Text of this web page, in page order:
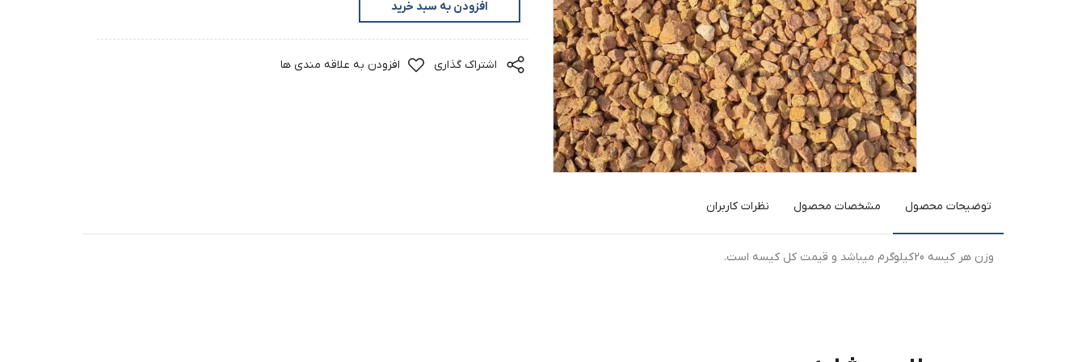
افزودن به سبد خرید
اشتراک گذاری افزودن به علاقه مندی ها
توضیحات محصول مشخصات محصول نظرات کاربران
وزن هر کیسه 20کیلوگرم میباشد و قیمت کل کیسه است.